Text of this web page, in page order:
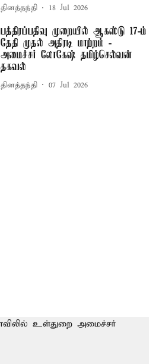
தினத்தந்தி 18 Jul 2026
பத்திரப்பதிவு முறையில் ஆகஸ்டு 17-ம்
தேதி முதல் அதிரடி மாற்றம் -
அமைச்சர் லோகேஷ் தமிழ்செல்வன்
தகவல்
தினத்தந்தி 07 Jul 2026